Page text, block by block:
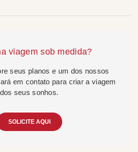
viagem sob medida?
seus planos e um dos nossos
em contato para criar a viagem
dos seus sonhos.
SOLICITE AQUI